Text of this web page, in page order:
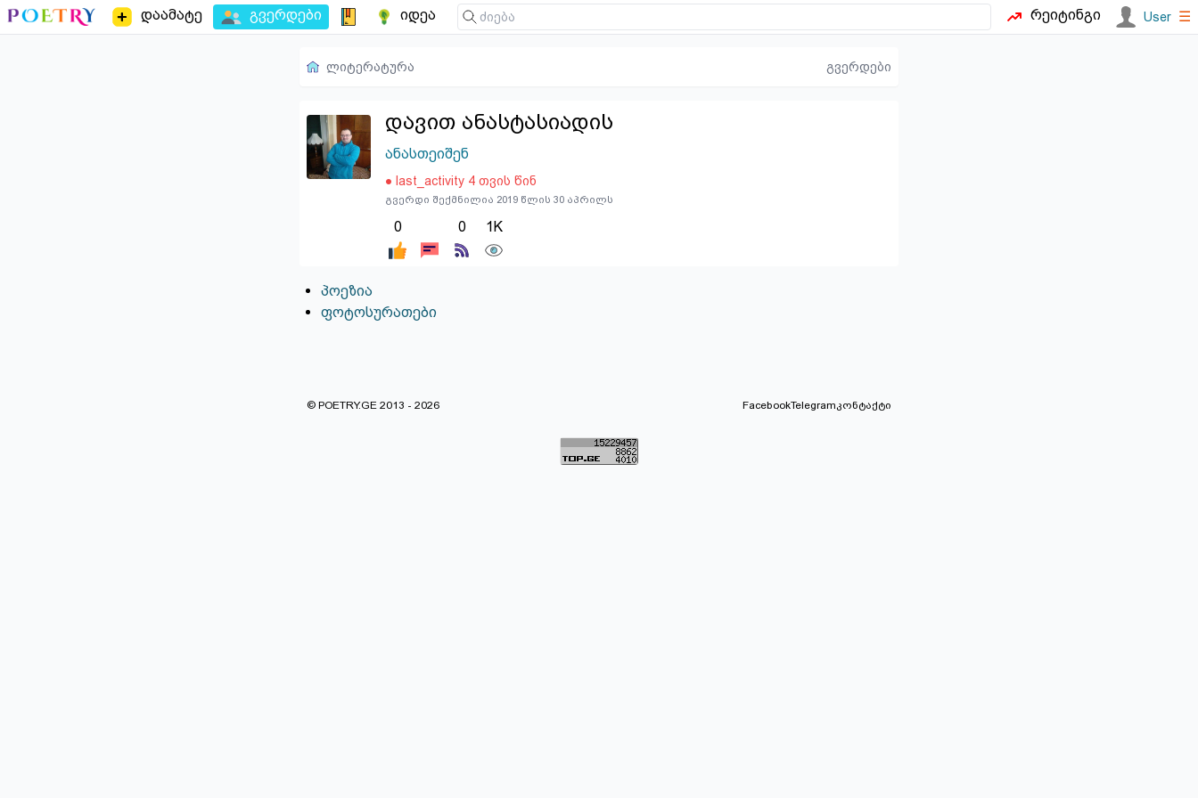
დაამატე გვერდები იდეა რეიტინგი User ☰
ლიტერატურა გვერდები
დავით ანასტასიადის
ანასთეიშენ
● last_activity 4 თვის წინ
გვერდი შექმნილია 2019 წლის 30 აპრილს
0 0 1K
პოეზია
ფოტოსურათები
© POETRY.GE 2013 - 2026 FacebookTelegramკონტაქტი